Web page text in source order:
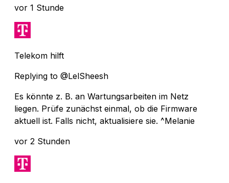
vor 1 Stunde
Telekom hilft
Replying to @LelSheesh
Es könnte z. B. an Wartungsarbeiten im Netz
liegen. Prüfe zunächst einmal, ob die Firmware
aktuell ist. Falls nicht, aktualisiere sie. ^Melanie
vor 2 Stunden